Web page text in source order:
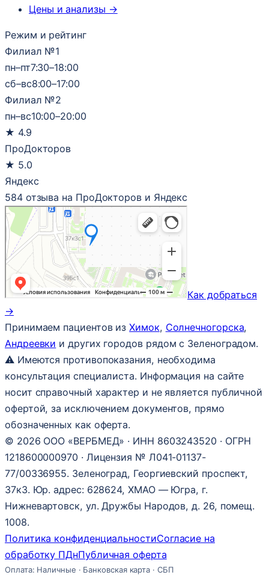
Цены и анализы →
Режим и рейтинг
Филиал №1
пн–пт7:30–18:00
сб–вс8:00–17:00
Филиал №2
пн–вс10:00–20:00
★ 4.9
ПроДокторов
★ 5.0
Яндекс
584 отзыва на ПроДокторов и Яндекс
Как добраться
→
Принимаем пациентов изХимок, Солнечногорска,
Андреевки и других городов рядом с Зеленоградом.
⚠ Имеются противопоказания, необходима
консультация специалиста. Информация на сайте
носит справочный характер и не является публичной
офертой, за исключением документов, прямо
обозначенных как оферта.
© 2026 ООО «ВЕРБМЕД» · ИНН 8603243520 · ОГРН
1218600000970 · Лицензия № Л041-01137-
77/00336955. Зеленоград, Георгиевский проспект,
37к3. Юр. адрес: 628624, ХМАО — Югра, г.
Нижневартовск, ул. Дружбы Народов, д. 26, помещ.
1008.
Политика конфиденциальностиСогласие на
обработку ПДнПубличная оферта
Оплата: Наличные · Банковская карта · СБП